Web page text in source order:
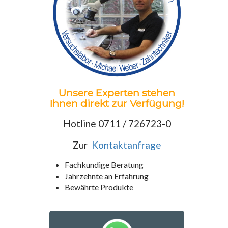
Unsere Experten stehen
Ihnen direkt zur Verfügung!
Hotline 0711 / 726723-0
Zur Kontaktanfrage
Fachkundige Beratung
Jahrzehnte an Erfahrung
Bewährte Produkte